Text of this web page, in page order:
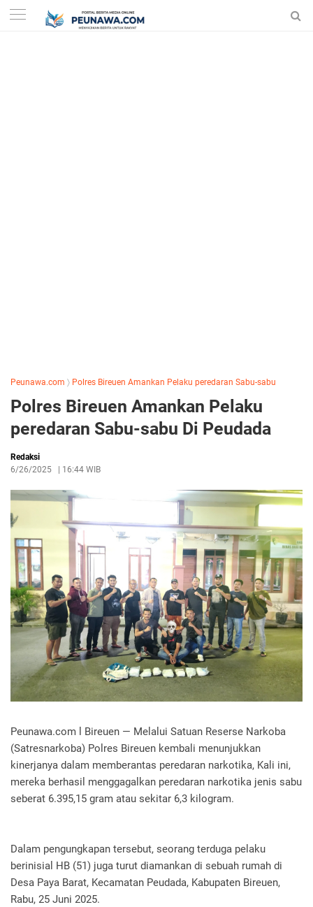
Peunawa.com 〉 Polres Bireuen Amankan Pelaku peredaran Sabu-sabu
Polres Bireuen Amankan Pelaku
peredaran Sabu-sabu Di Peudada
Redaksi
6/26/2025
16:44 WIB
Peunawa.com l Bireuen — Melalui Satuan Reserse Narkoba
(Satresnarkoba) Polres Bireuen kembali menunjukkan
kinerjanya dalam memberantas peredaran narkotika, Kali ini,
mereka berhasil menggagalkan peredaran narkotika jenis sabu
seberat 6.395,15 gram atau sekitar 6,3 kilogram.
Dalam pengungkapan tersebut, seorang terduga pelaku
berinisial HB (51) juga turut diamankan di sebuah rumah di
Desa Paya Barat, Kecamatan Peudada, Kabupaten Bireuen,
Rabu, 25 Juni 2025.